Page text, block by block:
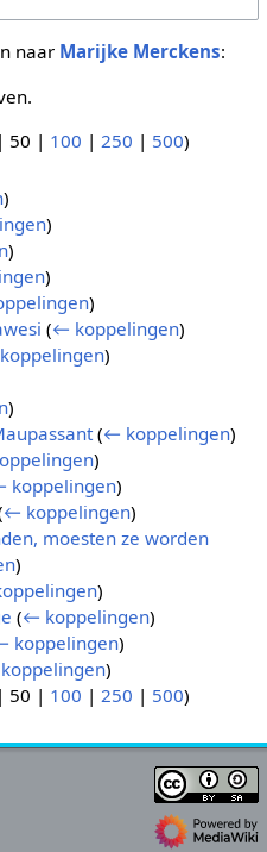
naar Marijke Merckens:
| 50 | 100 | 250 | 500)
)
)
)
)
)
(← koppelingen)
)
)
(← koppelingen)
)
koppelingen)
← koppelingen)
moesten ze worden
)
)
(← koppelingen)
koppelingen)
)
| 50 | 100 | 250 | 500)